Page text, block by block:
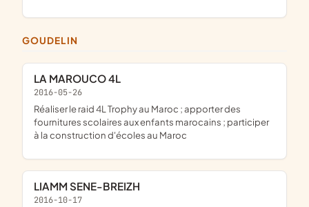
GOUDELIN
LA MAROUCO 4L
2016-05-26
réaliser le raid 4L Trophy au Maroc ; apporter des
fournitures scolaires aux enfants marocains ; participer
à la construction d'écoles au Maroc
LIAMM SENE-BREIZH
2016-10-17